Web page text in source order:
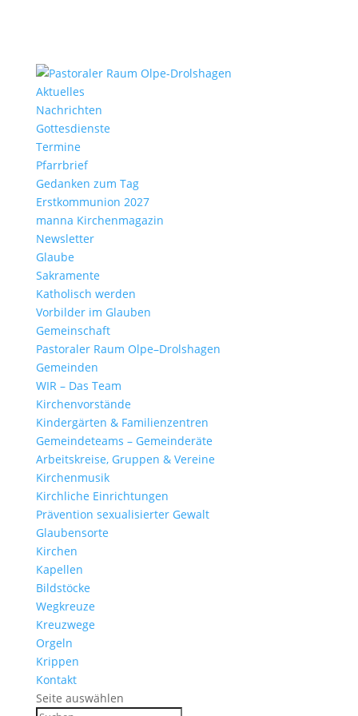
Aktu­elles
Nach­richten
Gottes­dienste
Termine
Pfarr­brief
Gedanken zum Tag
Erst­kom­mu­nion 2027
manna Kirchen­ma­gazin
News­letter
Glaube
Sakra­mente
Katho­lisch werden
Vorbilder im Glauben
Gemein­schaft
Pasto­raler Raum Olpe–Drolshagen
Gemeinden
WIR – Das Team
Kirchen­vor­stände
Kinder­gärten & Familienzentren
Gemein­de­teams – Gemeinderäte
Arbeits­kreise, Gruppen & Vereine
Kirchen­musik
Kirch­liche Einrichtungen
Präven­tion sexua­li­sierter Gewalt
Glau­ben­s­orte
Kirchen
Kapellen
Bild­stöcke
Wegkreuze
Kreuz­wege
Orgeln
Krippen
Kontakt
Seite auswählen